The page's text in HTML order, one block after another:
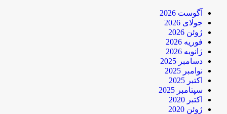
آگوست 2026
جولای 2026
ژوئن 2026
فوریه 2026
ژانویه 2026
دسامبر 2025
نوامبر 2025
اکتبر 2025
سپتامبر 2025
اکتبر 2020
ژوئن 2020